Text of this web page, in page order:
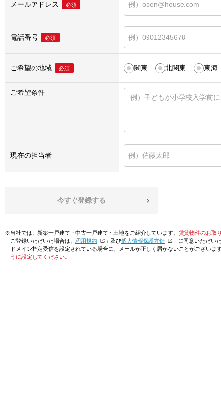
メールアドレス 必須
電話番号 必須
ご希望の地域 必須 関東 北関東 東海
ご希望条件
現在の担当者
今すぐ登録する
※当社では、新築一戸建て・中古一戸建て・土地をご紹介しています。 賃貸物件のお取
ご登録いただいた場合は、「利用規約 」及び「個人情報保護方針
」に同意いただい
ドメイン指定受信を設定されている場合に、メールが正しく届かないことがございます
うに設定してください。